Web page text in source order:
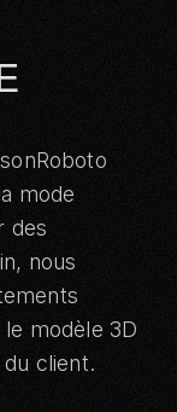
mode
des
nous
modèle 3D
client.